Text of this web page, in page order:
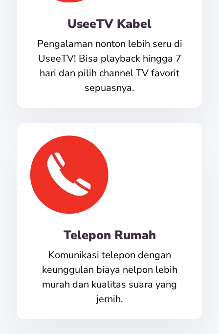
UseeTV Kabel
Pengalaman nonton lebih seru di
UseeTV! Bisa playback hingga 7
hari dan pilih channel TV favorit
sepuasnya.
Telepon Rumah
Komunikasi telepon dengan
keunggulan biaya nelpon lebih
murah dan kualitas suara yang
jernih.